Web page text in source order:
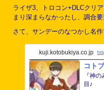
ライザ3、トロコン+DLCクリ
まり深まらなかったし、調合
さて、サンデーのなつかし名
kuji.kotobukiya.co.jp
コト
『神
目♪